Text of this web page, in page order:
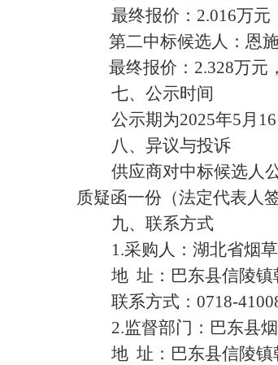
最终报价 ： 2.016万
第二中标候选人： 恩
最终报价： 2.328万元
七、公示时间
公示期为2025年5月 16
八、异议与投诉
供应商对中标候选人
质疑函一份（法定代表人
九、联系方式
1.采购人：湖北省烟
地 址：巴东县信陵镇
联系方式： 0718-
2.监督部门：巴东县
地 址：巴东县信陵镇